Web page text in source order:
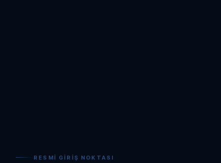
RESMI GIRIŞ NOKTASI